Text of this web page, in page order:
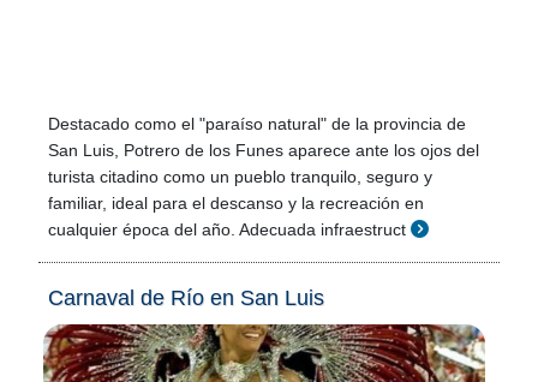
Destacado como el "paraíso natural" de la provincia de
San Luis, Potrero de los Funes aparece ante los ojos del
turista citadino como un pueblo tranquilo, seguro y
familiar, ideal para el descanso y la recreación en
cualquier época del año. Adecuada infraestruct
Carnaval de Río en San Luis